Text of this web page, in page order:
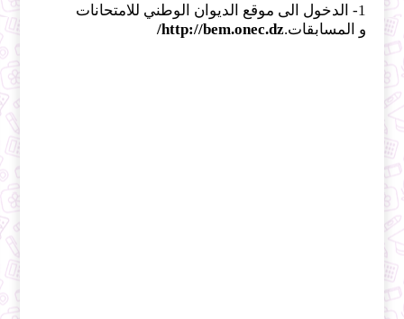
1- الدخول الى موقع الديوان الوطني للامتحانات
و المسابقات.http://bem.onec.dz/